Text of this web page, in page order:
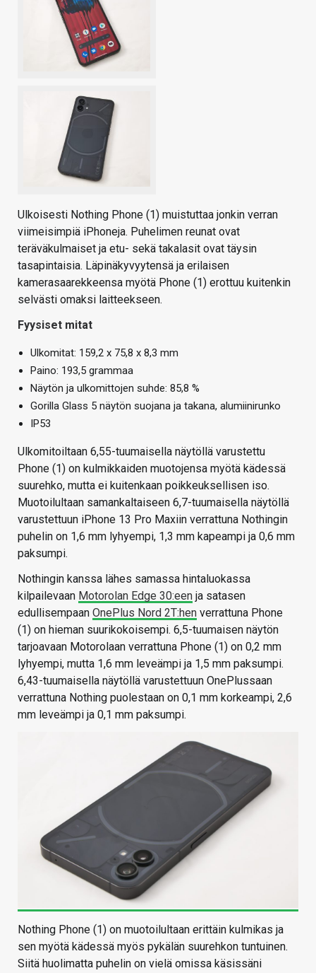
Ulkoisesti Nothing Phone (1) muistuttaa jonkin verran
viimeisimpiä iPhoneja. Puhelimen reunat ovat
teräväkulmaiset ja etu- sekä takalasit ovat täysin
tasapintaisia. Läpinäkyvyytensä ja erilaisen
kamerasaarekkeensa myötä Phone (1) erottuu kuitenkin
selvästi omaksi laitteekseen.
Fyysiset mitat
Ulkomitat: 159,2 x 75,8 x 8,3 mm
Paino: 193,5 grammaa
Näytön ja ulkomittojen suhde: 85,8 %
Gorilla Glass 5 näytön suojana ja takana, alumiinirunko
IP53
Ulkomitoiltaan 6,55-tuumaisella näytöllä varustettu
Phone (1) on kulmikkaiden muotojensa myötä kädessä
suurehko, mutta ei kuitenkaan poikkeuksellisen iso.
Muotoilultaan samankaltaiseen 6,7-tuumaisella näytöllä
varustettuun iPhone 13 Pro Maxiin verrattuna Nothingin
puhelin on 1,6 mm lyhyempi, 1,3 mm kapeampi ja 0,6 mm
paksumpi.
Nothingin kanssa lähes samassa hintaluokassa
kilpailevaan Motorolan Edge 30:een ja satasen
edullisempaan OnePlus Nord 2T:hen verrattuna Phone
(1) on hieman suurikokoisempi. 6,5-tuumaisen näytön
tarjoavaan Motorolaan verrattuna Phone (1) on 0,2 mm
lyhyempi, mutta 1,6 mm leveämpi ja 1,5 mm paksumpi.
6,43-tuumaisella näytöllä varustettuun OnePlussaan
verrattuna Nothing puolestaan on 0,1 mm korkeampi, 2,6
mm leveämpi ja 0,1 mm paksumpi.
Nothing Phone (1) on muotoilultaan erittäin kulmikas ja
sen myötä kädessä myös pykälän suurehkon tuntuinen.
Siitä huolimatta puhelin on vielä omissa käsissäni